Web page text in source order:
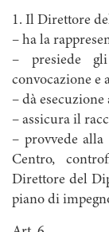
1. Il Direttore
– ha la
– presiede
convocazione e
– dà
– assicura il
– provvede
Centro,
Direttore del
piano di